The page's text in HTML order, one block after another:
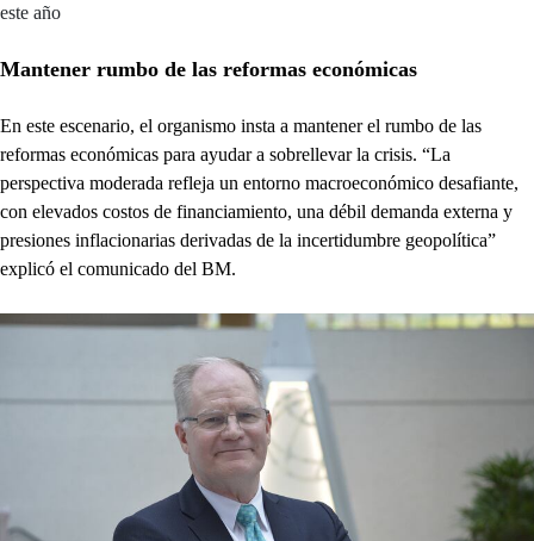
este año
Mantener rumbo de las reformas económicas
En este escenario, el organismo insta a mantener el rumbo de las
reformas económicas para ayudar a sobrellevar la crisis. “La
perspectiva moderada refleja un entorno macroeconómico desafiante,
con elevados costos de financiamiento, una débil demanda externa y
presiones inflacionarias derivadas de la incertidumbre geopolítica”
explicó el comunicado del BM.